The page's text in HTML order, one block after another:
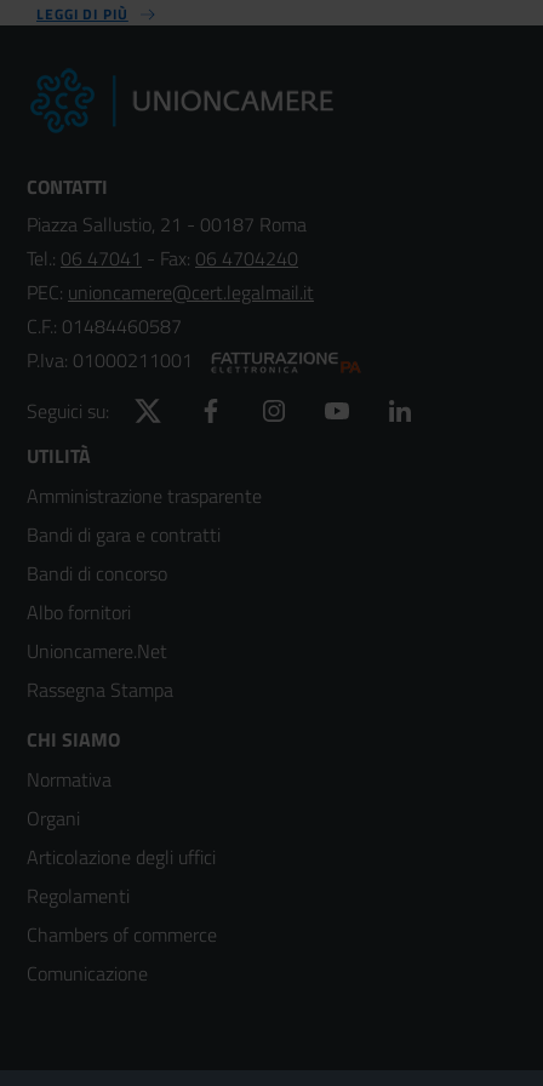
LEGGI DI PIÙ
CONTATTI
Piazza Sallustio, 21 - 00187 Roma
Tel.: 06 47041 - Fax: 06 4704240
PEC: unioncamere@cert.legalmail.it
C.F.: 01484460587
P.Iva: 01000211001
Seguici su:
Twitter Facebook Instagram YouTube
Footer
menù
colonna
2
UTILITÀ
Amministrazione trasparente
Bandi di gara e contratti
Bandi di concorso
Albo fornitori
Unioncamere.Net
Rassegna Stampa
Footer
menù
colonna
3
CHI SIAMO
Normativa
Organi
Articolazione degli uffici
Regolamenti
Chambers of commerce
Comunicazione